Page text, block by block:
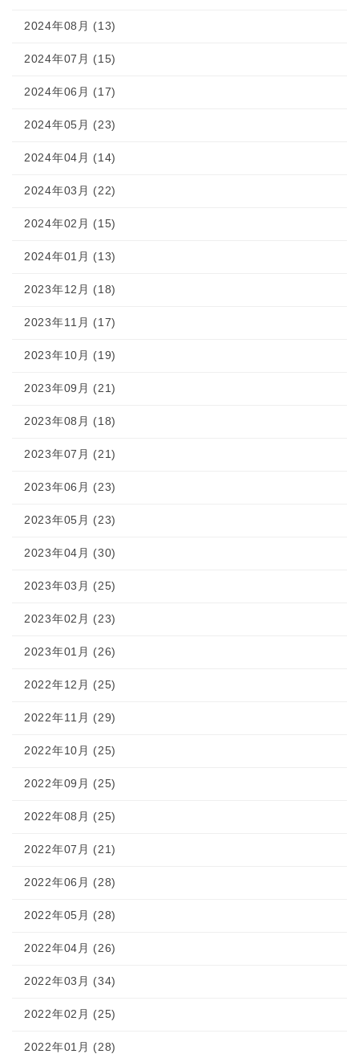
2024年08月 (13)
2024年07月 (15)
2024年06月 (17)
2024年05月 (23)
2024年04月 (14)
2024年03月 (22)
2024年02月 (15)
2024年01月 (13)
2023年12月 (18)
2023年11月 (17)
2023年10月 (19)
2023年09月 (21)
2023年08月 (18)
2023年07月 (21)
2023年06月 (23)
2023年05月 (23)
2023年04月 (30)
2023年03月 (25)
2023年02月 (23)
2023年01月 (26)
2022年12月 (25)
2022年11月 (29)
2022年10月 (25)
2022年09月 (25)
2022年08月 (25)
2022年07月 (21)
2022年06月 (28)
2022年05月 (28)
2022年04月 (26)
2022年03月 (34)
2022年02月 (25)
2022年01月 (28)